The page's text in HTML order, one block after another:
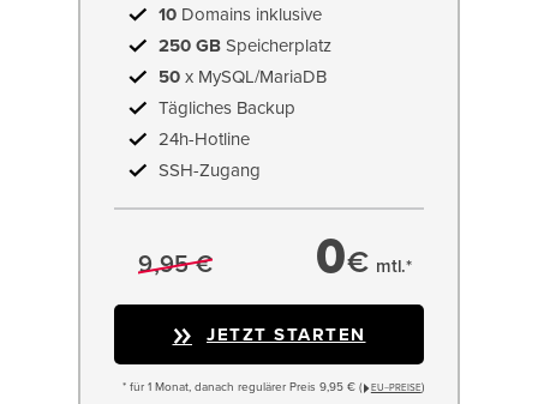
10 Domains inklusive
250 GB Speicherplatz
50 x MySQL/MariaDB
Tägliches Backup
24h-Hotline
SSH-Zugang
9,95 € 0€ mtl.*
JETZT STARTEN
* für 1 Monat, danach regulärer Preis 9,95 € ( EU−PREISE)